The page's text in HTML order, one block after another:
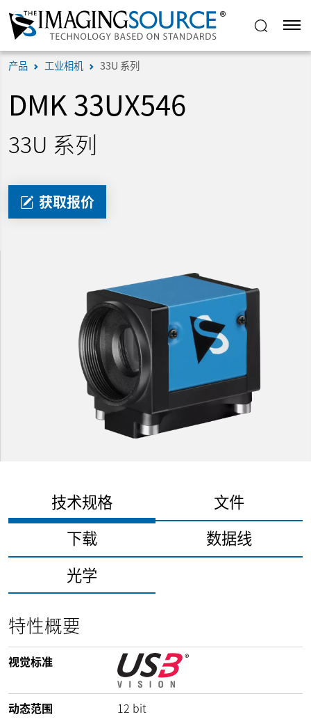
产品 工业相机 33U 系列
DMK 33UX546
33U 系列
获取报价
技术规格
文件
下载
数据线
光学
特性概要
视觉标准
动态范围 12 bit